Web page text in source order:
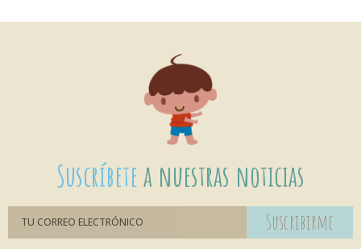
Suscríbetea nuestras noticias
Suscribirme